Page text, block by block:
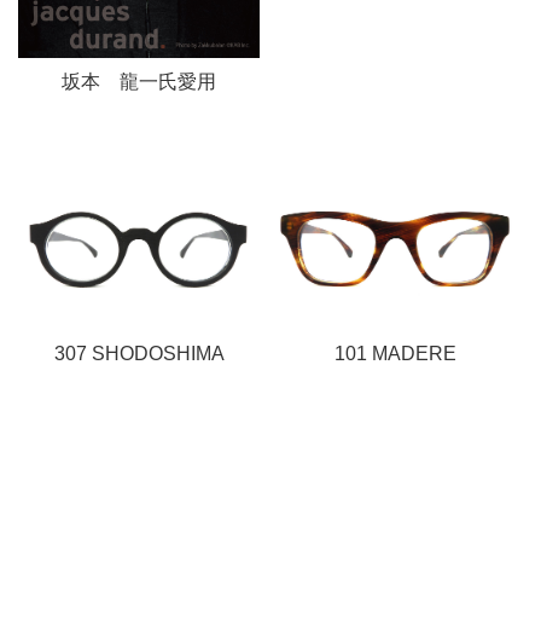
坂本 龍一氏愛用
307 SHODOSHIMA 101 MADERE